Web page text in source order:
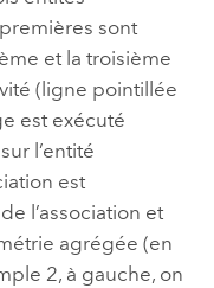
sont
et la troisième
(ligne pointillée
est exécuté
l’entité
est
l’association et
agrégée (en
2, à gauche, on